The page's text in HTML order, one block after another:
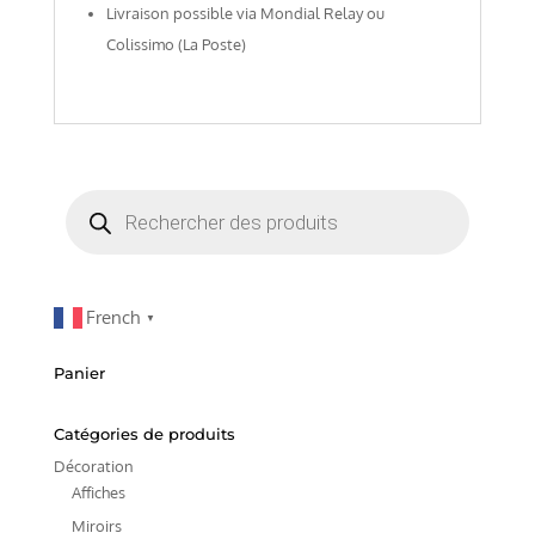
Livraison possible via Mondial Relay ou
Colissimo (La Poste)
produits
French ▼
Panier
Catégories de produits
Décoration
Affiches
Miroirs